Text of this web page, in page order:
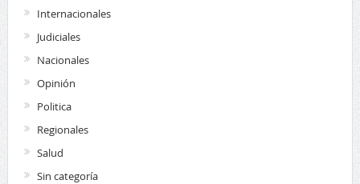
Internacionales
Judiciales
Nacionales
Opinión
Politica
Regionales
Salud
Sin categoría